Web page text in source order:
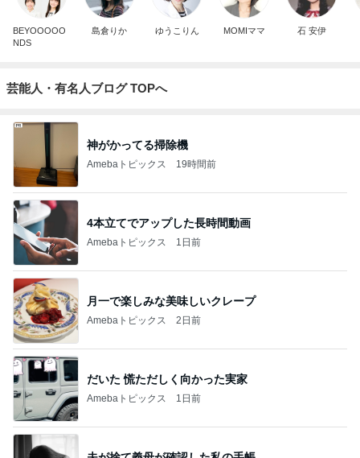
NDS
芸能人・有名人ブログ TOPへ
神がかってる掃除機
Amebaトピックス 19時間前
4本立てでアップした長時間動画
Amebaトピックス 1日前
月一で楽しみな美味しいクレープ
Amebaトピックス 2日前
だいた 慌ただしく向かった実家
Amebaトピックス 1日前
夫が捨て義母が確認した私の手帳